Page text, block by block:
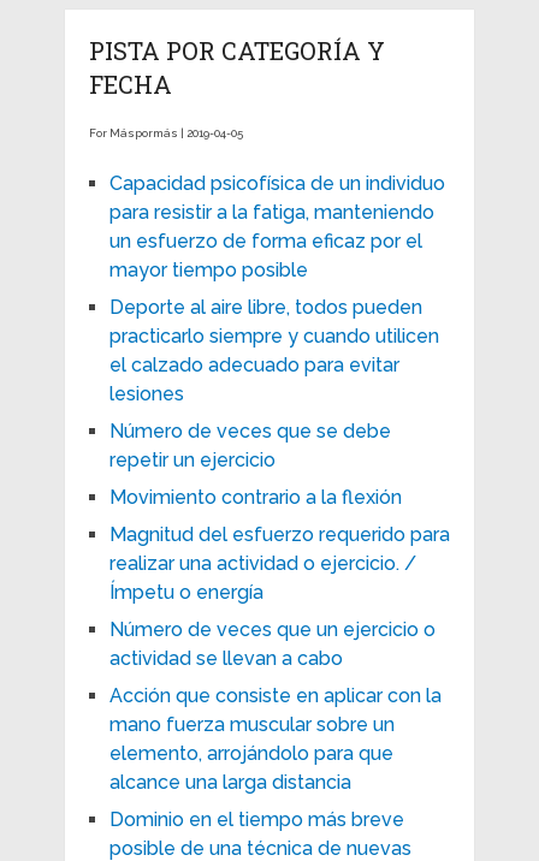
PISTA POR CATEGORÍA Y
FECHA
For Máspormás | 2019-04-05
Capacidad psicofísica de un individuo
para resistir a la fatiga, manteniendo
un esfuerzo de forma eficaz por el
mayor tiempo posible
Deporte al aire libre, todos pueden
practicarlo siempre y cuando utilicen
el calzado adecuado para evitar
lesiones
Número de veces que se debe
repetir un ejercicio
Movimiento contrario a la flexión
Magnitud del esfuerzo requerido para
realizar una actividad o ejercicio. /
Ímpetu o energía
Número de veces que un ejercicio o
actividad se llevan a cabo
Acción que consiste en aplicar con la
mano fuerza muscular sobre un
elemento, arrojándolo para que
alcance una larga distancia
Dominio en el tiempo más breve
posible de una técnica de nuevas